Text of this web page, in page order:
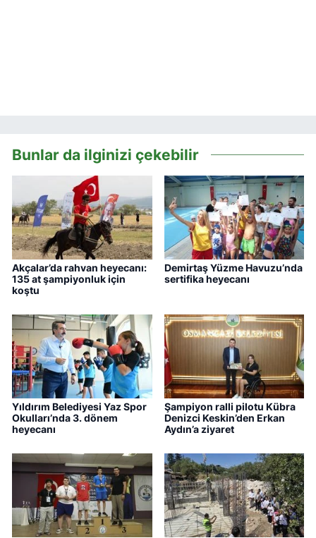
Bunlar da ilginizi çekebilir
Akçalar’da rahvan heyecanı:
135 at şampiyonluk için
koştu
Demirtaş Yüzme Havuzu’nda
sertifika heyecanı
Yıldırım Belediyesi Yaz Spor
Okulları’nda 3. dönem
heyecanı
Şampiyon ralli pilotu Kübra
Denizci Keskin’den Erkan
Aydın’a ziyaret